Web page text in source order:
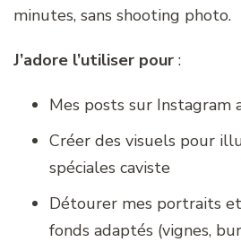
minutes, sans shooting photo.
J’adore l’utiliser pour :
Mes posts sur Instagram
Créer des visuels pour
spéciales caviste
Détourer mes portraits
fonds adaptés (vignes,